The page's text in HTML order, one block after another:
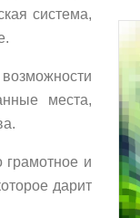
система,
места,
грамотное и
дарит